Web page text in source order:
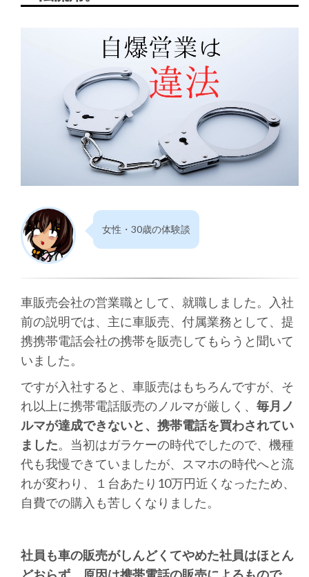
女性・30歳の体験談
車販売会社の営業職として、就職しました。入社
前の説明では、主に車販売、付属業務として、提
携携帯電話会社の携帯を販売してもらうと聞いて
いました。
ですが入社すると、車販売はもちろんですが、そ
れ以上に携帯電話販売のノルマが厳しく、 毎月ノ
ルマが達成できないと、携帯電話を買わされてい
ました。当初はガラケーの時代でしたので、機種
代も我慢できていましたが、スマホの時代へと流
れが変わり、１台あたり10万円近くなったため、
自費での購入も苦しくなりました。
社員も車の販売がしんどくてやめた社員はほとん